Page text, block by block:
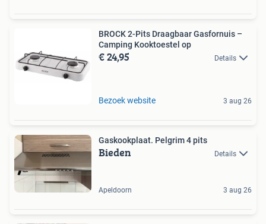
BROCK 2-Pits Draagbaar Gasfornuis –
Camping Kooktoestel op
€ 24,95 Details
Bezoek website 3 aug 26
Gaskookplaat. Pelgrim 4 pits
Bieden Details
Apeldoorn 3 aug 26